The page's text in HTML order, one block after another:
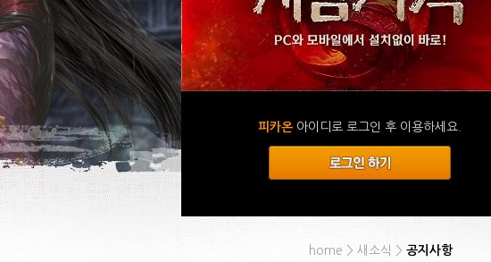
피카온 아이디로 로그인 후 이용하세요.
home > 새소식 > 공지사항